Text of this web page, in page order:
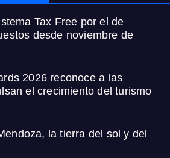
Tax Free por el de
desde noviembre de
2026 reconoce a las
el crecimiento del turismo
la tierra del sol y del